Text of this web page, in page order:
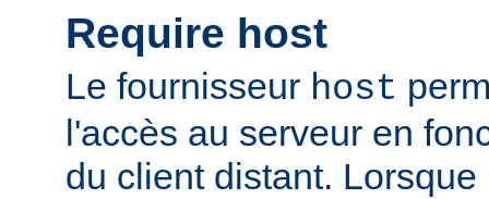
Require host
Le fournisseur host
l'accès au serveur en
du client distant. Lorsque